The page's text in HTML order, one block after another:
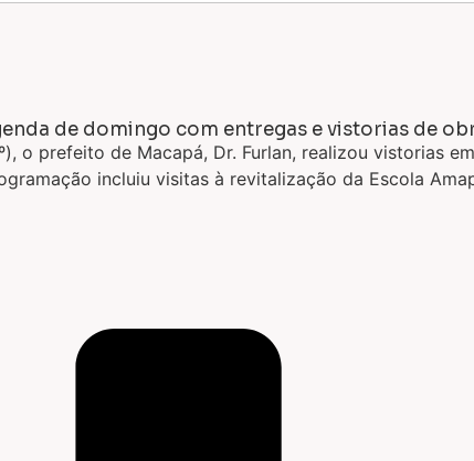
de domingo com entregas e vistorias de
o prefeito de Macapá, Dr. Furlan, realizou vistorias
incluiu visitas à revitalização da Escola